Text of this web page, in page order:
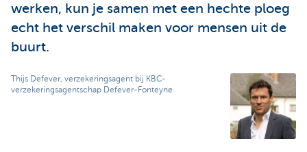
werken, kun je samen met een hechte ploeg
echt het verschil maken voor mensen uit de
buurt.
Thijs Defever, verzekeringsagent bij KBC-
verzekeringsagentschap Defever-Fonteyne